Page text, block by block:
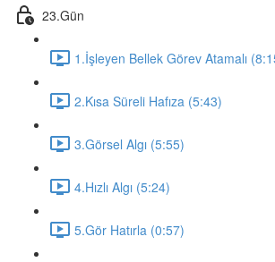
23.Gün
1.İşleyen Bellek Görev Atamalı
2.Kısa Süreli Hafıza (5:43)
3.Görsel Algı (5:55)
4.Hızlı Algı (5:24)
5.Gör Hatırla (0:57)